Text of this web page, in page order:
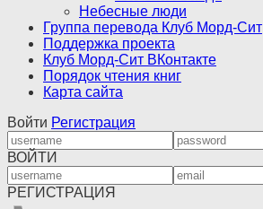
Небесные люди
Группа перевода Клуб Морд-Сит
Поддержка проекта
Клуб Морд-Сит ВКонтакте
Порядок чтения книг
Карта сайта
Войти Регистрация
ВОЙТИ
РЕГИСТРАЦИЯ